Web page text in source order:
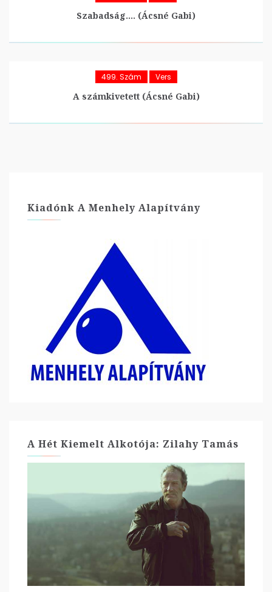
Szabadság…. (Ácsné Gabi)
499. Szám Vers
A számkivetett (Ácsné Gabi)
Kiadónk A Menhely Alapítvány
A Hét Kiemelt Alkotója: Zilahy Tamás